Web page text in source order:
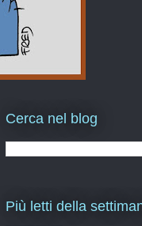
Cerca nel blog
Più letti della